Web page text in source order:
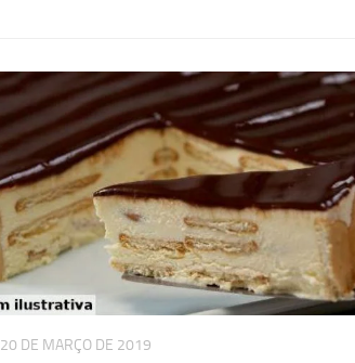
20 DE MARÇO DE 2019